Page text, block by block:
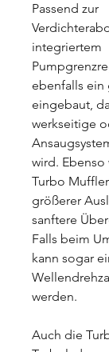
Passend zur
integriertem
ebenfalls ein
eingebaut,
werkseitige
wird. Ebenso
Turbo
größerer
sanftere
Falls beim
kann sogar
werden.
Auch die